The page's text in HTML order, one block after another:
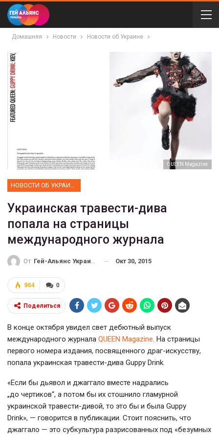
Домашняя Новости Новости об Украине
QUEEN Magazine
Украинская травести-дива
попала на страницы
международного журнала
От Гей-Альянс Украина Окт 30, 2015
0
964
Поделиться
В конце октября увидел свет дебютный выпуск
международного журнала QUEEN Magazine. На страницы
первого номера издания, посвященного драг-искусству,
попала украинская травести-дива Guppy Drink.
«Если бы дьявол и джаггало вместе надрались
„до чертиков“, а потом бы их стошнило гламурной
украинской травести-дивой, то это бы и была Guppy
Drink», — говорится в публикации. Стоит пояснить, что
джаггало — это субкультура разрисованных под «безумных